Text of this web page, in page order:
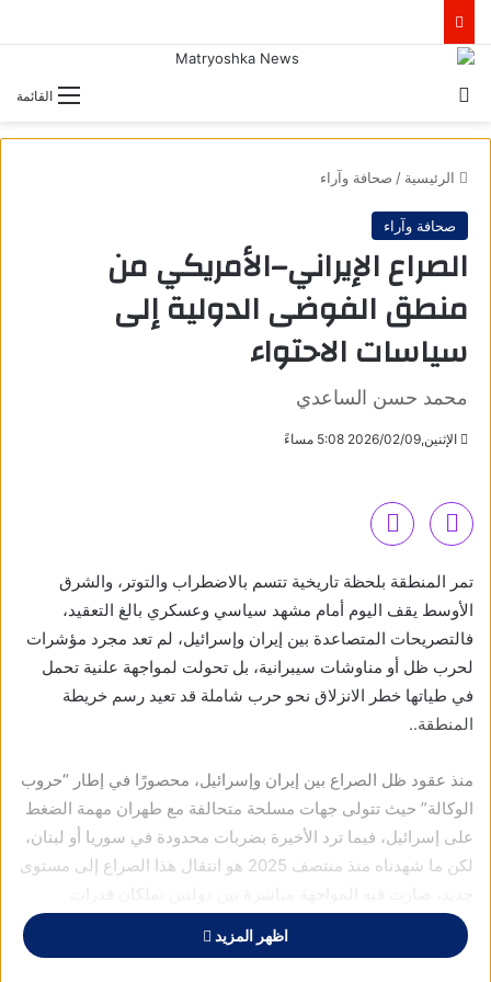
القائمة
الرئيسية / صحافة وآراء
صحافة وآراء
الصراع الإيراني–الأمريكي من
منطق الفوضى الدولية إلى
سياسات الاحتواء
محمد حسن الساعدي
الإثنين,2026/02/09 5:08 مساءً
تمر المنطقة بلحظة تاريخية تتسم بالاضطراب والتوتر، والشرق
الأوسط يقف اليوم أمام مشهد سياسي وعسكري بالغ التعقيد،
فالتصريحات المتصاعدة بين إيران وإسرائيل، لم تعد مجرد مؤشرات
لحرب ظل أو مناوشات سيبرانية، بل تحولت لمواجهة علنية تحمل
في طياتها خطر الانزلاق نحو حرب شاملة قد تعيد رسم خريطة
المنطقة..
منذ عقود ظل الصراع بين إيران وإسرائيل، محصورًا في إطار “حروب
الوكالة” حيث تتولى جهات مسلحة متحالفة مع طهران مهمة الضغط
على إسرائيل، فيما ترد الأخيرة بضربات محدودة في سوريا أو لبنان،
لكن ما شهدناه منذ منتصف 2025 هو انتقال هذا الصراع إلى مستوى
جديد، صارت فيه المواجهة مباشرة بين دولتين تملكان قدرات
عسكرية متقدمة، ما قد يفتح الباب أمام حرب شاملة، ربما ستعيد
رسم خريطة الشرق الأوسط، وربما تتحاوز ذلك..
اظهر المزيد